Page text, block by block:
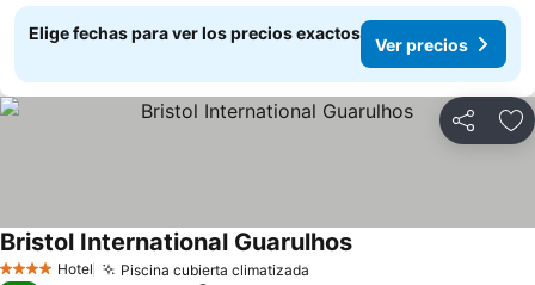
Elige fechas para ver los precios exactos
Ver precios
Compartir
4 EstrellasHotel Piscina cubierta climatizada
Bristol International Guarulhos